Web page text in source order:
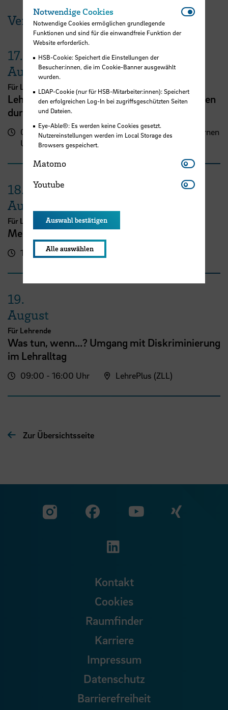
Veranstaltungen der HSB
17.
August
Für Lehrende
Lehrveranstaltungsplanung mit KI. Zeit sparen
durch digitale Tools
09:00 - 13:00
Uhr
Zentrum für Lehren und Lernen
18.
August
Für Lehrende
Mein erster AULIS-Kurs
10:00 - 14:45 Uhr
19.
August
Für Lehrende
Was tun, wenn...? Umgang mit Diskriminierung
im Lehralltag
09:00 - 16:00 Uhr LehrePlus (ZLL)
Zur Übersichtsseite
Zu unserer Facebook
Zu
Zu unserer
Kontakt
Cookies
Raumfinder
Karriere
Impressum
Datenschutz
Barrierefreiheit
Notwendige Cookies
Notwendige Cookies ermöglichen grundlegende
Funktionen und sind für die einwandfreie Funktion der
Website erforderlich.
HSB-Cookie: Speichert die Einstellungen der
Besucher:innen, die im Cookie-Banner ausgewählt
wurden.
LDAP-Cookie (nur für HSB-Mitarbeiter:innen): Speichert
den erfolgreichen Log-In bei zugriffsgeschützten Seiten
und Dateien.
Eye-Able®: Es werden keine Cookies gesetzt.
Nutzereinstellungen werden im Local Storage des
Browsers gespeichert.
Matomo Matomo
Youtube Youtube
Auswahl bestätigen
Alle auswählen